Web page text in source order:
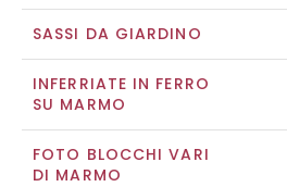
SASSI DA GIARDINO
INFERRIATE IN FERRO
SU MARMO
FOTO BLOCCHI VARI
DI MARMO